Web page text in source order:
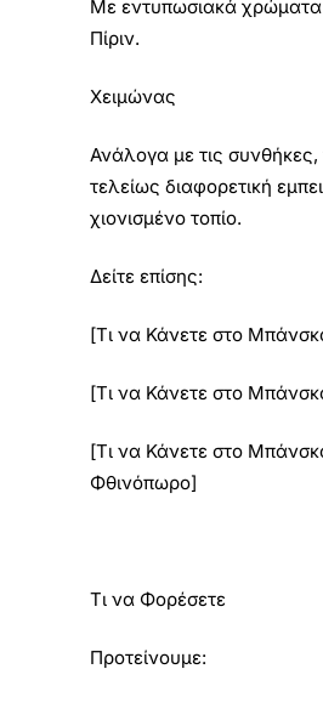
Με εντυπωσιακά
Πίριν.
Χειμώνας
Ανάλογα με τις συνθήκες,
τελείως διαφορετική
χιονισμένο τοπίο.
Δείτε επίσης:
[Τι να Κάνετε στο
[Τι να Κάνετε στο
[Τι να Κάνετε στο
Φθινόπωρο]
Τι να Φορέσετε
Προτείνουμε: